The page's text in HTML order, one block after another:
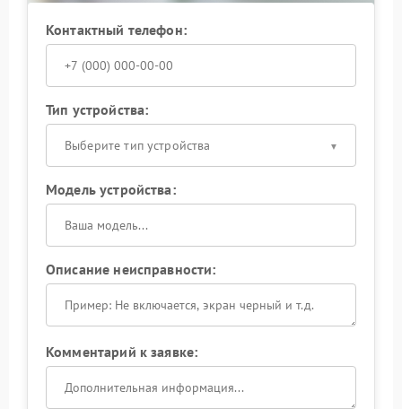
Контактный телефон:
Тип устройства:
Выберите тип устройства
Модель устройства:
Описание неисправности:
Комментарий к заявке: